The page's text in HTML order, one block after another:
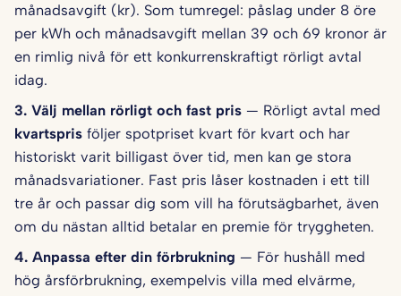
månadsavgift (kr). Som tumregel: påslag under 8 öre
per kWh och månadsavgift mellan 39 och 69 kronor är
en rimlig nivå för ett konkurrenskraftigt rörligt avtal
idag.
3. Välj mellan rörligt och fast pris — Rörligt avtal med
kvartspris följer spotpriset kvart för kvart och har
historiskt varit billigast över tid, men kan ge stora
månadsvariationer. Fast pris låser kostnaden i ett till
tre år och passar dig som vill ha förutsägbarhet, även
om du nästan alltid betalar en premie för tryggheten.
4. Anpassa efter din förbrukning — För hushåll med
hög årsförbrukning, exempelvis villa med elvärme,